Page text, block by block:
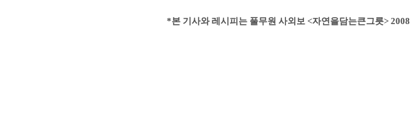
*본 기사와 레시피는 풀무원 사외보 <자연을담는큰그릇> 2008